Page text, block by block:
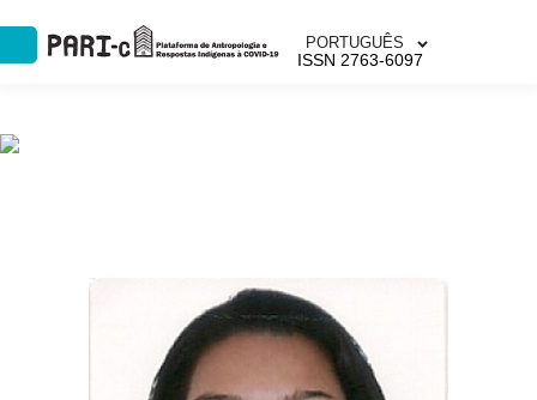
PORTUGUÊS
ISSN 2763-6097